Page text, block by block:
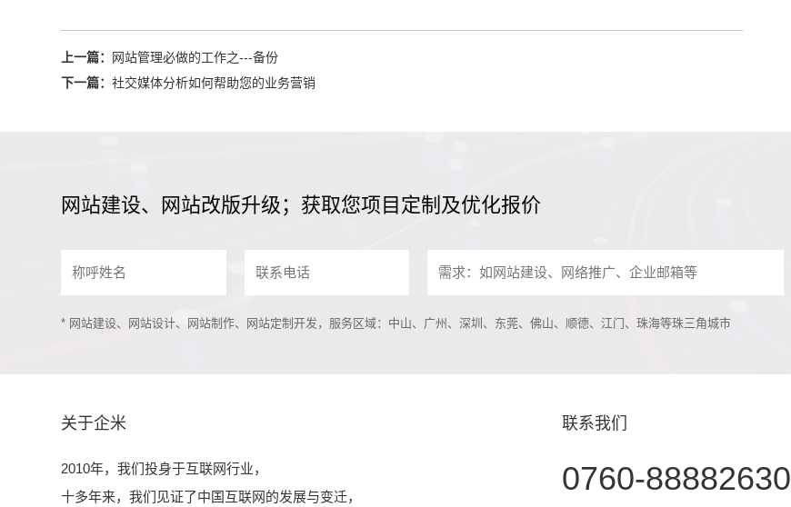
上一篇：
网站管理必做的工作之---备份
下一篇：社交媒体分析如何帮助您的业务营销
网站建设、网站改版升级；获取您项目定制及优化报价
* 网站建设、网站设计、网站制作、网站定制开发，服务区域：中山、广州、深圳、东莞、佛山、顺德、江门、珠海等珠三角城市
关于企米
2010年，我们投身于互联网行业，
十多年来，我们见证了中国互联网的发展与变迁，
联系我们
0760-88882630